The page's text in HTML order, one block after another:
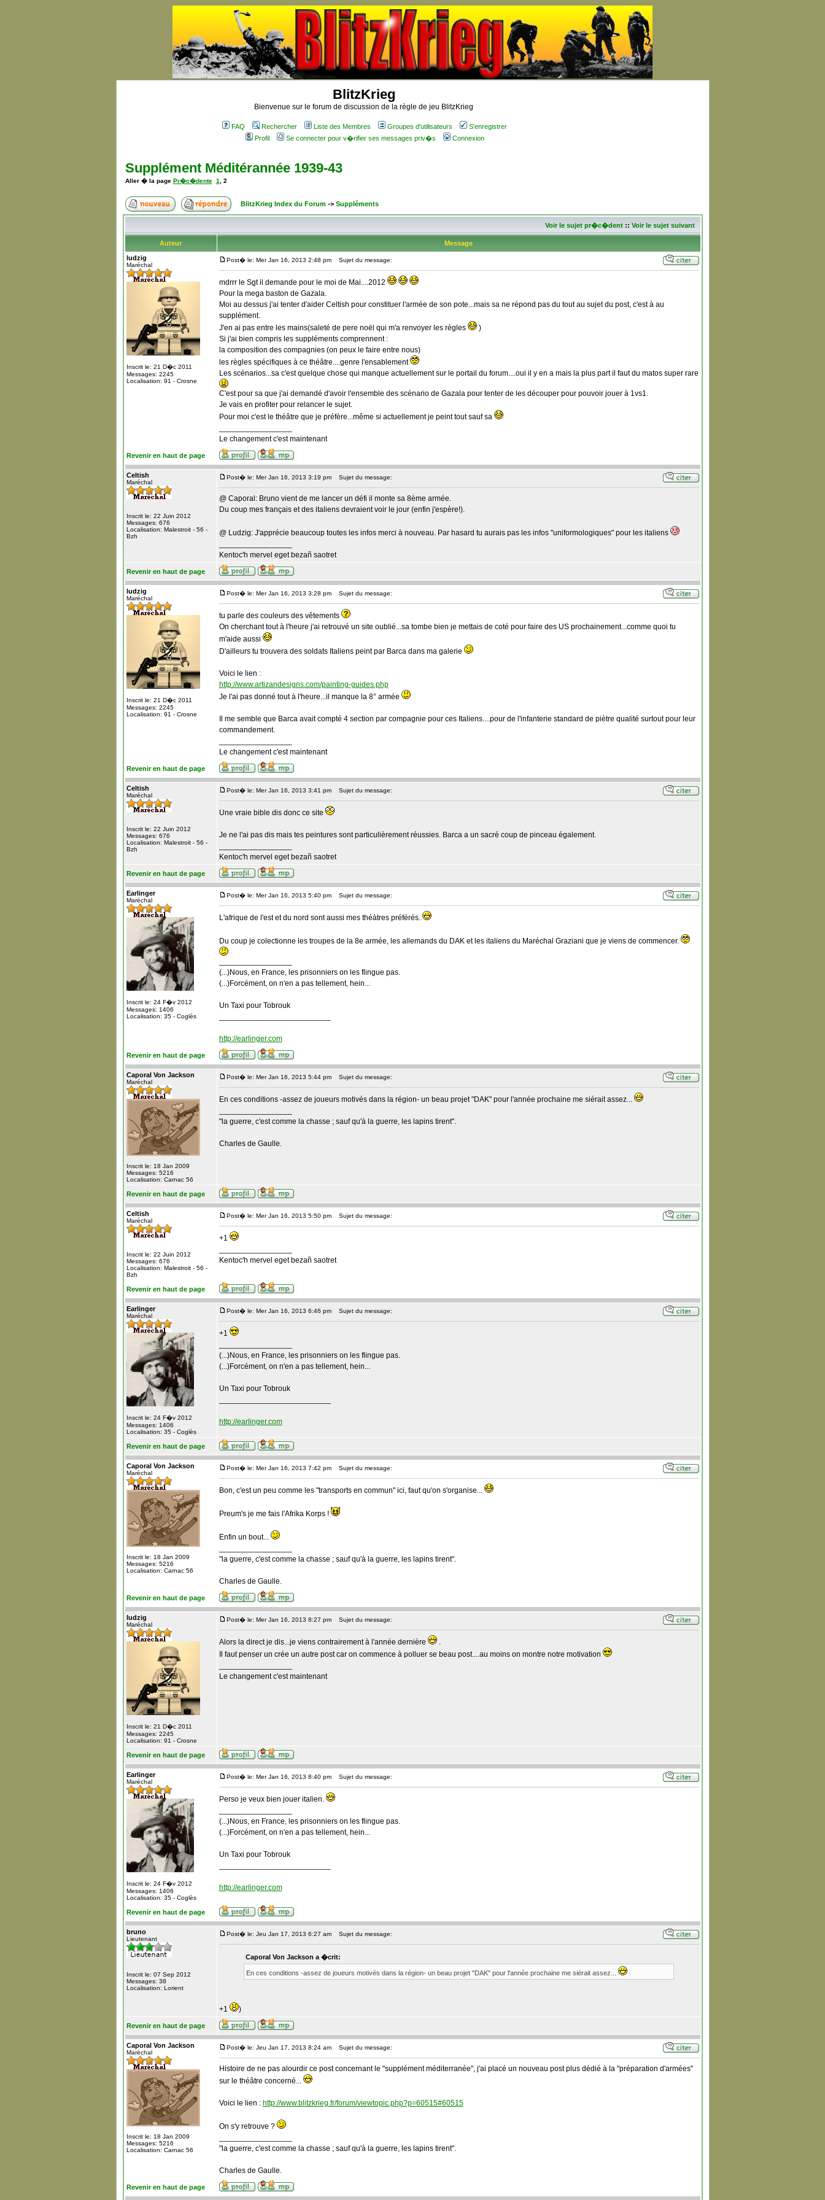
BlitzKrieg
Bienvenue sur le forum de discussion de la règle de jeu BlitzKrieg
FAQ Rechercher Liste des Membres Groupes d'utilisateurs
S'enregistrer
Profil
Se connecter pour v�rifier ses messages priv�s Connexion
Supplément Méditérannée 1939-43
Aller � la page Pr�c�dente 1 2
BlitzKrieg Index du Forum-> Suppléments
Voir le sujet pr�c�dent:: Voir le sujet suivant
Auteur
Message
ludzig
Maréchal
Inscrit le: 21 D�c 2011
Messages: 2245
Localisation: 91 - Crosne
Post� le: Mer Jan 16, 2013 2:48 pm Sujet du message:
mdrrr le Sgt il demande pour le moi de Mai....2012
Pour la mega baston de Gazala.
Moi au dessus j'ai tenter d'aider Celtish pour constituer l'armée de son pote...mais sa ne répond pas du tout au sujet du post, c'est à au
supplément.
J'en ai pas entre les mains(saleté de pere noël qui m'a renvoyer les règles
)
Si j'ai bien compris les suppléments comprennent :
la composition des compagnies (on peux le faire entre nous)
les règles spécifiques à ce théâtre....genre l'ensablement
Les scénarios...sa c'est quelque chose qui manque actuellement sur le portail du forum....oui il y en a mais la plus part il faut du matos super rare
C'est pour sa que j'ai demandé d'avoir l'ensemble des scénario de Gazala pour tenter de les découper pour pouvoir jouer à 1vs1.
Je vais en profiter pour relancer le sujet.
Pour moi c'est le théâtre que je préfère...même si actuellement je peint tout sauf sa
Le changement c'est maintenant
Revenir en haut de page
Celtish
Maréchal
Inscrit le: 22 Juin 2012
Messages: 676
Localisation: Malestroit - 56 -
Bzh
Post� le: Mer Jan 16, 2013 3:19 pm Sujet du message:
@ Caporal: Bruno vient de me lancer un défi il monte sa 8ème armée.
Du coup mes français et des italiens devraient voir le jour (enfin j'espère!).
@ Ludzig: J'apprécie beaucoup toutes les infos merci à nouveau. Par hasard tu aurais pas les infos "uniformologiques" pour les italiens
Kentoc'h mervel eget bezañ saotret
Revenir en haut de page
ludzig
Maréchal
Inscrit le: 21 D�c 2011
Messages: 2245
Localisation: 91 - Crosne
Post� le: Mer Jan 16, 2013 3:28 pm Sujet du message:
tu parle des couleurs des vêtements
On cherchant tout à l'heure j'ai retrouvé un site oublié...sa tombe bien je mettais de coté pour faire des US prochainement...comme quoi tu
m'aide aussi
D'ailleurs tu trouvera des soldats Italiens peint par Barca dans ma galerie
Voici le lien :
http://www.artizandesigns.com/painting-guides.php
Je l'ai pas donné tout à l'heure...il manque la 8° armée
Il me semble que Barca avait compté 4 section par compagnie pour ces Italiens....pour de l'infanterie standard de piètre qualité surtout pour leur
commandement.
Le changement c'est maintenant
Revenir en haut de page
Celtish
Maréchal
Inscrit le: 22 Juin 2012
Messages: 676
Localisation: Malestroit - 56 -
Bzh
Post� le: Mer Jan 16, 2013 3:41 pm Sujet du message:
Une vraie bible dis donc ce site
Je ne l'ai pas dis mais tes peintures sont particulièrement réussies. Barca a un sacré coup de pinceau également.
Kentoc'h mervel eget bezañ saotret
Revenir en haut de page
Earlinger
Maréchal
Inscrit le: 24 F�v 2012
Messages: 1406
Localisation: 35 - Coglès
Post� le: Mer Jan 16, 2013 5:40 pm Sujet du message:
L'afrique de l'est et du nord sont aussi mes théàtres préférés.
Du coup je colectionne les troupes de la 8e armée, les allemands du DAK et les italiens du Maréchal Graziani que je viens de commencer.
(...)Nous, en France, les prisonniers on les flingue pas.
(...)Forcément, on n'en a pas tellement, hein...
Un Taxi pour Tobrouk
http://earlinger.com
Revenir en haut de page
Caporal Von Jackson
Maréchal
Inscrit le: 18 Jan 2009
Messages: 5216
Localisation: Carnac 56
Post� le: Mer Jan 16, 2013 5:44 pm Sujet du message:
En ces conditions -assez de joueurs motivés dans la région- un beau projet "DAK" pour l'année prochaine me siérait assez...
"la guerre, c'est comme la chasse ; sauf qu'à la guerre, les lapins tirent".
Charles de Gaulle.
Revenir en haut de page
Celtish
Maréchal
Inscrit le: 22 Juin 2012
Messages: 676
Localisation: Malestroit - 56 -
Bzh
Post� le: Mer Jan 16, 2013 5:50 pm Sujet du message:
+1
Kentoc'h mervel eget bezañ saotret
Revenir en haut de page
Earlinger
Maréchal
Inscrit le: 24 F�v 2012
Messages: 1406
Localisation: 35 - Coglès
Post� le: Mer Jan 16, 2013 6:46 pm Sujet du message:
+1
(...)Nous, en France, les prisonniers on les flingue pas.
(...)Forcément, on n'en a pas tellement, hein...
Un Taxi pour Tobrouk
http://earlinger.com
Revenir en haut de page
Caporal Von Jackson
Maréchal
Inscrit le: 18 Jan 2009
Messages: 5216
Localisation: Carnac 56
Post� le: Mer Jan 16, 2013 7:42 pm Sujet du message:
Bon, c'est un peu comme les "transports en commun" ici, faut qu'on s'organise...
Preum's je me fais l'Afrika Korps !
Enfin un bout...
"la guerre, c'est comme la chasse ; sauf qu'à la guerre, les lapins tirent".
Charles de Gaulle.
Revenir en haut de page
ludzig
Maréchal
Inscrit le: 21 D�c 2011
Messages: 2245
Localisation: 91 - Crosne
Post� le: Mer Jan 16, 2013 8:27 pm Sujet du message:
Alors la direct je dis...je viens contrairement à l'année dernière
.
Il faut penser un crée un autre post car on commence à polluer se beau post....au moins on montre notre motivation
Le changement c'est maintenant
Revenir en haut de page
Earlinger
Maréchal
Inscrit le: 24 F�v 2012
Messages: 1406
Localisation: 35 - Coglès
Post� le: Mer Jan 16, 2013 8:40 pm Sujet du message:
Perso je veux bien jouer italien.
(...)Nous, en France, les prisonniers on les flingue pas.
(...)Forcément, on n'en a pas tellement, hein...
Un Taxi pour Tobrouk
http://earlinger.com
Revenir en haut de page
bruno
Lieutenant
Inscrit le: 07 Sep 2012
Messages: 38
Localisation: Lorient
Post� le: Jeu Jan 17, 2013 6:27 am Sujet du message:
Caporal Von Jackson a �crit:
En ces conditions -assez de joueurs motivés dans la région- un beau projet "DAK" pour l'année prochaine me siérait assez...
+1 )
Revenir en haut de page
Caporal Von Jackson
Maréchal
Inscrit le: 18 Jan 2009
Messages: 5216
Localisation: Carnac 56
Post� le: Jeu Jan 17, 2013 8:24 am Sujet du message:
Histoire de ne pas alourdir ce post concernant le "supplément méditerranée", j'ai placé un nouveau post plus dédié à la "préparation d'armées"
sur le théâtre concerné...
Voici le lien : http://www.blitzkrieg.fr/forum/viewtopic.php?p=60515#60515
On s'y retrouve ?
"la guerre, c'est comme la chasse ; sauf qu'à la guerre, les lapins tirent".
Charles de Gaulle.
Revenir en haut de page